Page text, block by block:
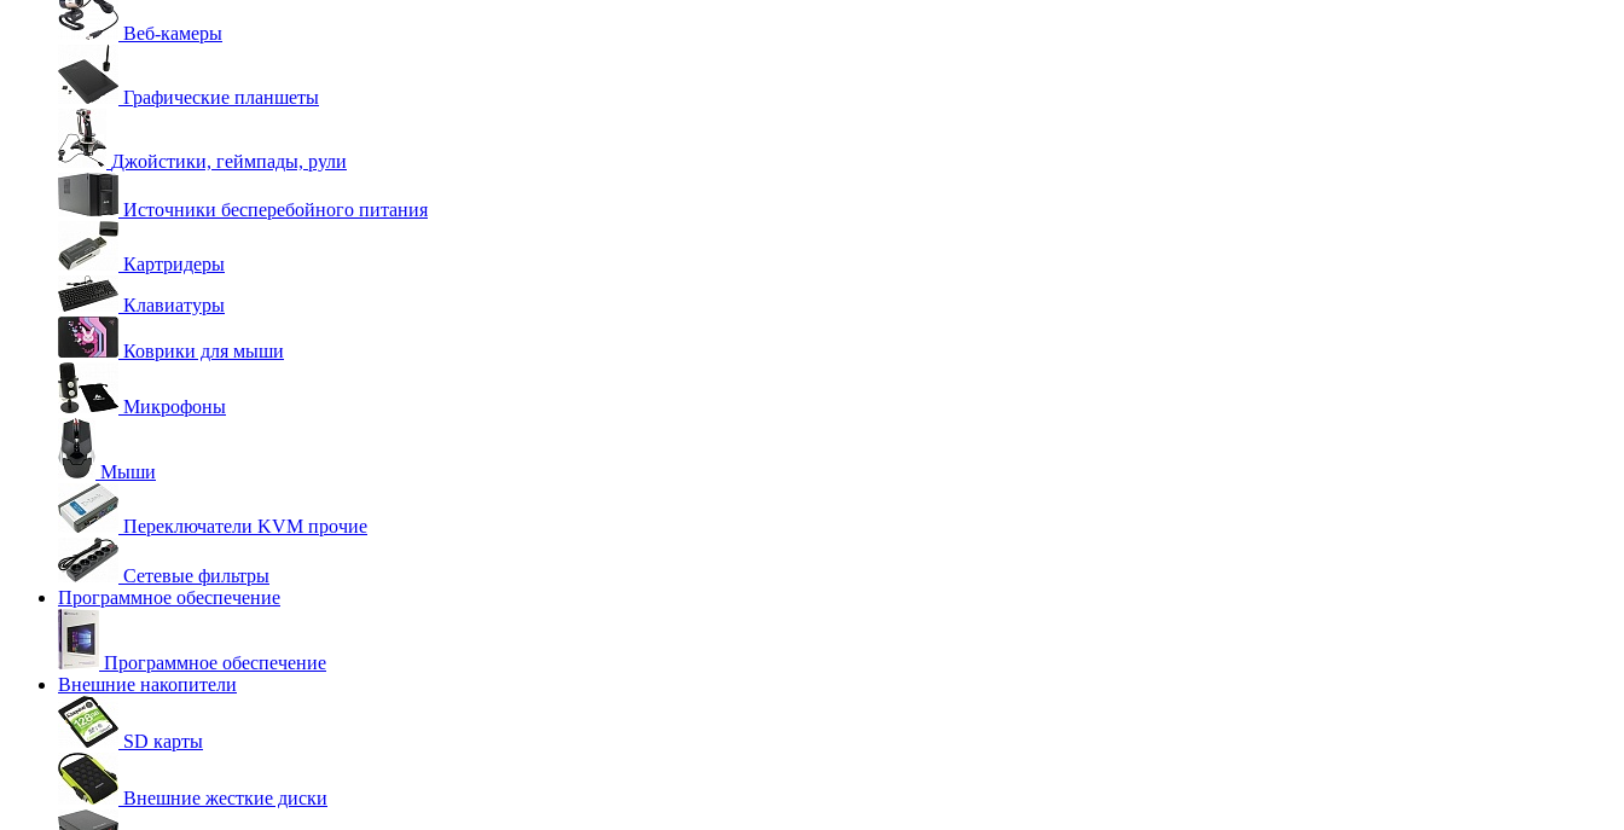
Веб-камеры
Графические планшеты
Джойстики, геймпады, рули
Источники бесперебойного питания
Картридеры
Клавиатуры
Коврики для мыши
Микрофоны
Мыши
Переключатели KVM прочие
Сетевые фильтры
Программное обеспечение
Программное обеспечение
Внешние накопители
SD карты
Внешние жесткие диски